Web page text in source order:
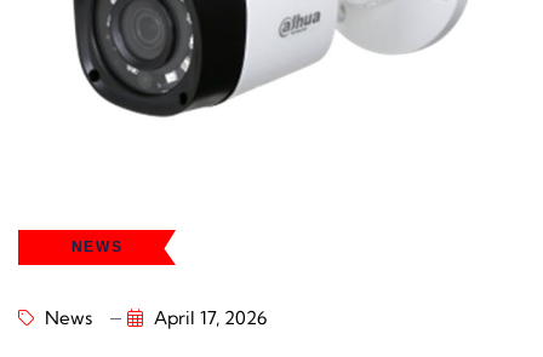
NEWS
News April 17, 2026